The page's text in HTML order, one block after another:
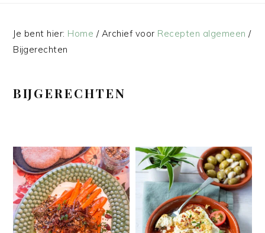
Je bent hier: Home /Archief voor Recepten algemeen /
Bijgerechten
BIJGERECHTEN